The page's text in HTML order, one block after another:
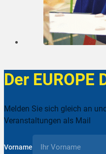
Der EUROPE
Melden Sie sich gleich an
Veranstaltungen als Mail
Vorname